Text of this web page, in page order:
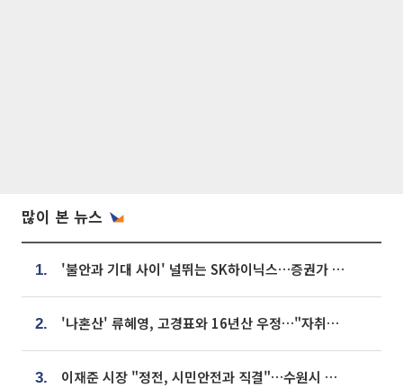
많이 본 뉴스
1. '불안과 기대 사이' 널뛰는 SK하이닉스…증권가 "HBM4·LTA 기반 펀터멘털 견고"
2. '나혼산' 류혜영, 고경표와 16년산 우정…"자취방서 부모님과 마주쳐"
3. 이재준 시장 "정전, 시민안전과 직결"…수원시 비상대응체계 가동